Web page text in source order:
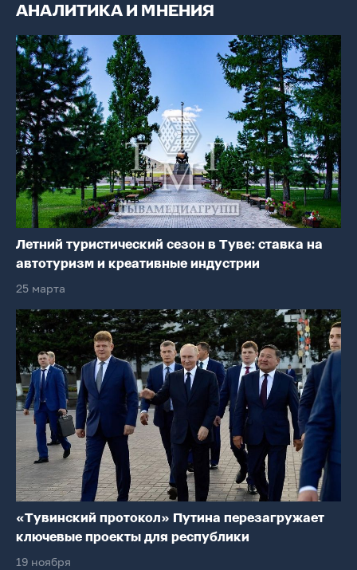
АНАЛИТИКА И МНЕНИЯ
Летний туристический сезон в Туве: ставка на
автотуризм и креативные индустрии
25 марта
«Тувинский протокол» Путина перезагружает
ключевые проекты для республики
19 ноября